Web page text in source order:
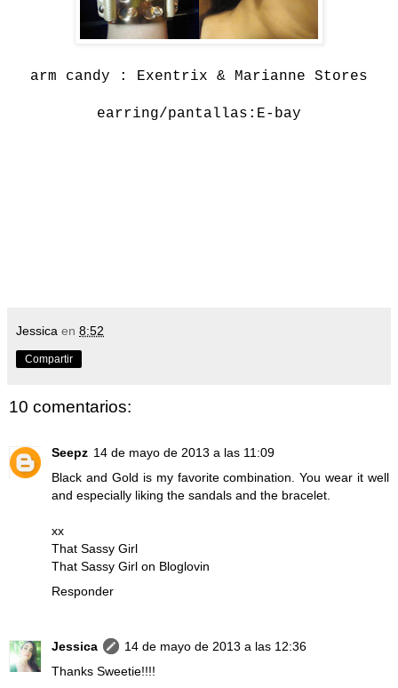
arm candy : Exentrix & Marianne Stores
earring/pantallas:E-bay
Jessica en 8:52
Compartir
10 comentarios:
Seepz 14 de mayo de 2013 a las 11:09
Black and Gold is my favorite combination. You wear it well
and especially liking the sandals and the bracelet.
xx
That Sassy Girl
That Sassy Girl on Bloglovin
Responder
Jessica
14 de mayo de 2013 a las 12:36
Thanks Sweetie!!!!